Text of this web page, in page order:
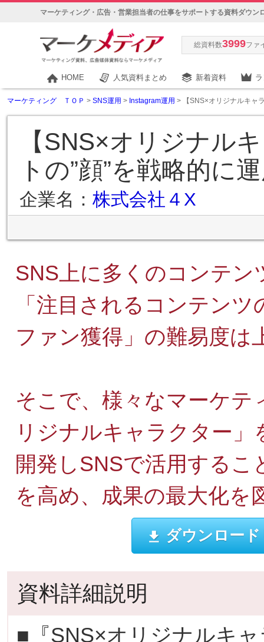
マーケティング・広告・営業担当者の仕事をサポートする資料ダウン
総資料数3999ファ
HOME 人気資料まとめ 新着資料
マーケティング ＴＯＰ > SNS運用 > Instagram運用 > 【SNS×オリジナルキャ
【SNS×オリジナル
トの”顔”を戦略的に
企業名： 株式会社４X
SNS上に多くのコンテン
「注目されるコンテン
ファン獲得」の難易度は
そこで、様々なマーケ
リジナルキャラクター」
開発しSNSで活用する
を高め、成果の最大化を
ダウンロー
資料詳細説明
■『SNS×オリジナルキ